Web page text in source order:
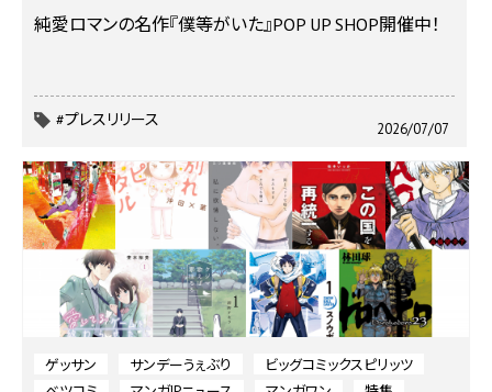
純愛ロマンの名作『僕等がいた』POP UP SHOP開催中！
2026/07/07
#プレスリリース
ゲッサン サンデーうぇぶり
ビッグコミックスピリッツ